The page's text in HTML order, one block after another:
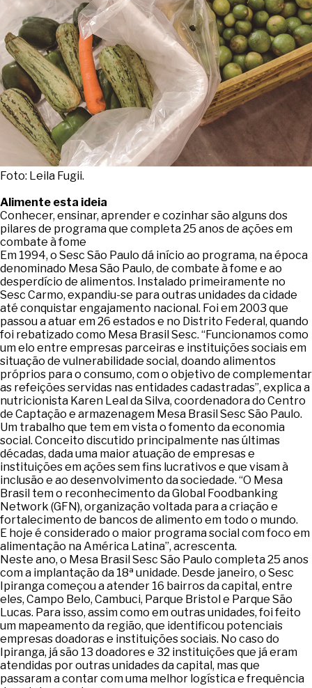
Foto: Leila Fugii.
Alimente esta ideia
Conhecer, ensinar, aprender e cozinhar são alguns dos
pilares de programa que completa 25 anos de ações em
combate à fome
Em 1994, o Sesc São Paulo dá início ao programa, na época
denominado Mesa São Paulo, de combate à fome e ao
desperdício de alimentos. Instalado primeiramente no
Sesc Carmo, expandiu-se para outras unidades da cidade
até conquistar engajamento nacional. Foi em 2003 que
passou a atuar em 26 estados e no Distrito Federal, quando
foi rebatizado como Mesa Brasil Sesc. “Funcionamos como
um elo entre empresas parceiras e instituições sociais em
situação de vulnerabilidade social, doando alimentos
próprios para o consumo, com o objetivo de complementar
as refeições servidas nas entidades cadastradas”, explica a
nutricionista Karen Leal da Silva, coordenadora do Centro
de Captação e armazenagem Mesa Brasil Sesc São Paulo.
Um trabalho que tem em vista o fomento da economia
social. Conceito discutido principalmente nas últimas
décadas, dada uma maior atuação de empresas e
instituições em ações sem fins lucrativos e que visam à
inclusão e ao desenvolvimento da sociedade. “O Mesa
Brasil tem o reconhecimento da Global Foodbanking
Network (GFN), organização voltada para a criação e
fortalecimento de bancos de alimento em todo o mundo.
E hoje é considerado o maior programa social com foco em
alimentação na América Latina”, acrescenta.
Neste ano, o Mesa Brasil Sesc São Paulo completa 25 anos
com a implantação da 18ª unidade. Desde janeiro, o Sesc
Ipiranga começou a atender 16 bairros da capital, entre
eles, Campo Belo, Cambuci, Parque Bristol e Parque São
Lucas. Para isso, assim como em outras unidades, foi feito
um mapeamento da região, que identificou potenciais
empresas doadoras e instituições sociais. No caso do
Ipiranga, já são 13 doadores e 32 instituições que já eram
atendidas por outras unidades da capital, mas que
passaram a contar com uma melhor logística e frequência